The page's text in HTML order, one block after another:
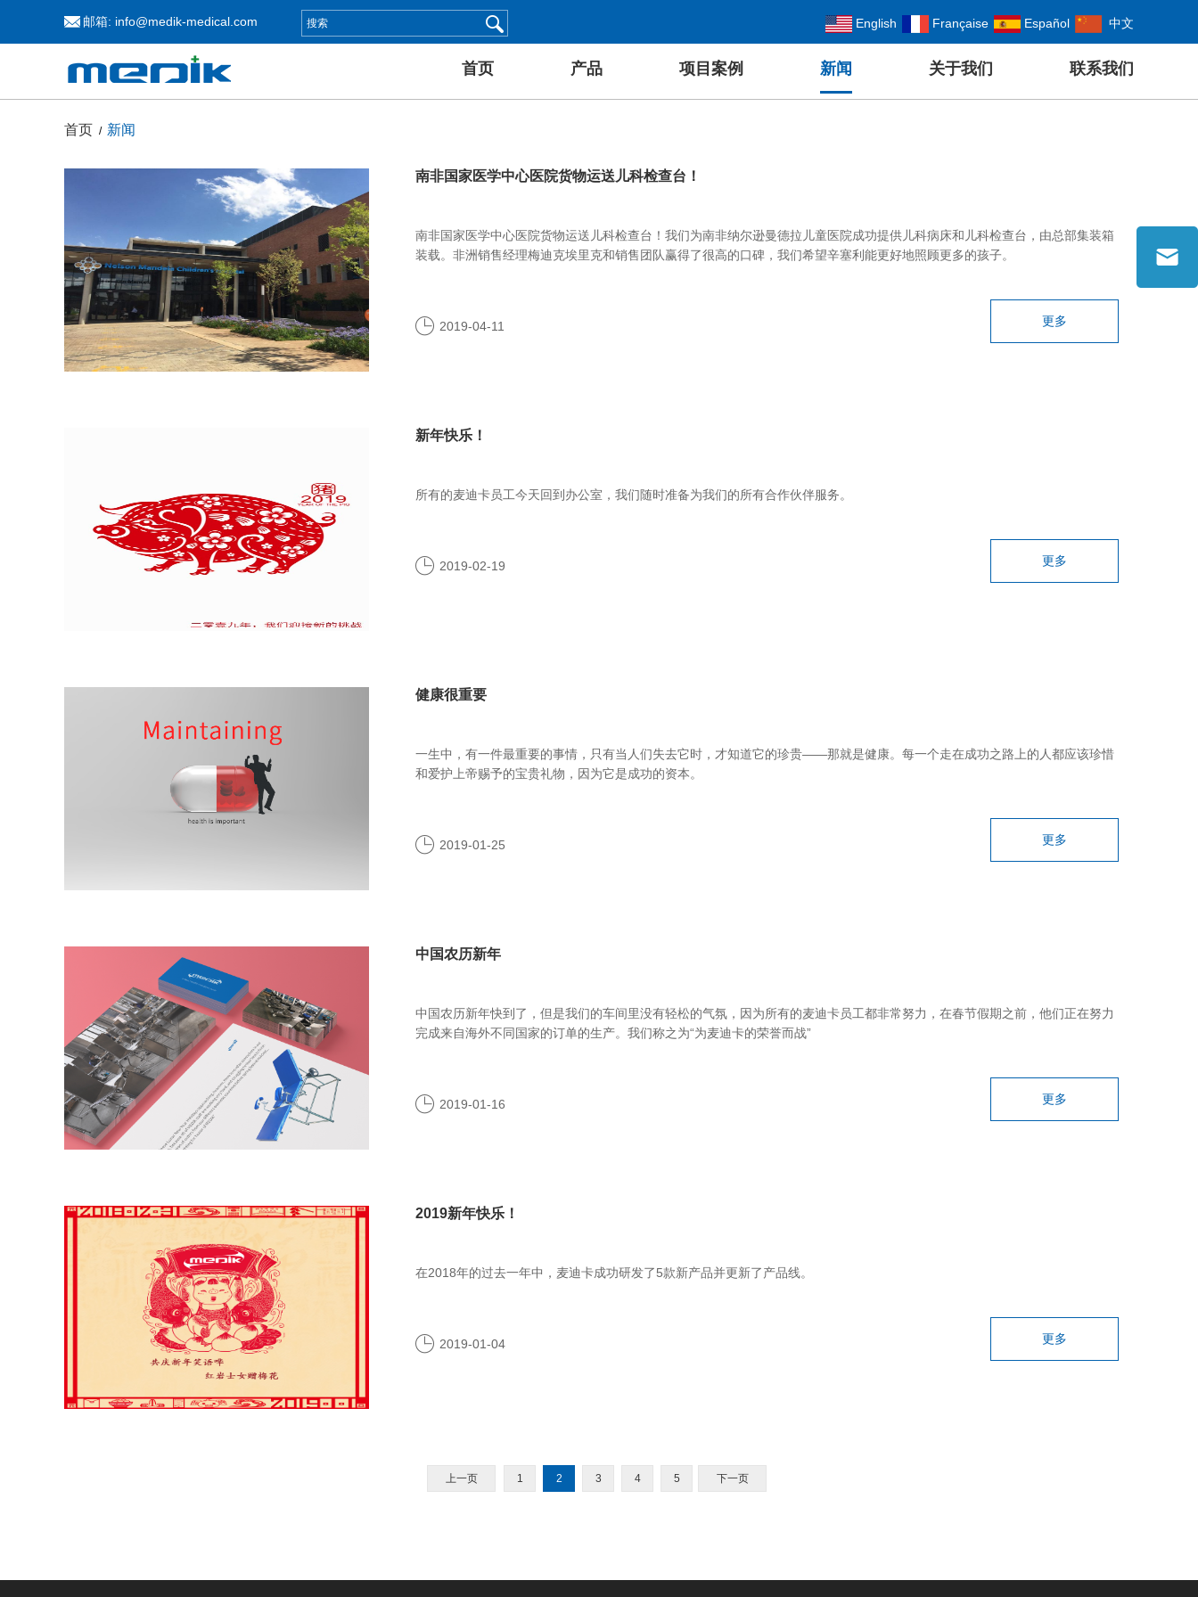
邮箱: info@medik-medical.com English Française Español 中文
首页 产品 项目案例 新闻 关于我们 联系我们
首页 / 新闻
南非国家医学中心医院货物运送儿科检查台！
南非国家医学中心医院货物运送儿科检查台！我们为南非纳尔逊曼德拉儿童医院成功提供儿科病床和儿科检查台，由总部集装箱
装载。非洲销售经理梅迪克埃里克和销售团队赢得了很高的口碑，我们希望辛塞利能更好地照顾更多的孩子。
2019-04-11 更多
新年快乐！
所有的麦迪卡员工今天回到办公室，我们随时准备为我们的所有合作伙伴服务。
2019-02-19 更多
健康很重要
一生中，有一件最重要的事情，只有当人们失去它时，才知道它的珍贵——那就是健康。每一个走在成功之路上的人都应该珍惜
和爱护上帝赐予的宝贵礼物，因为它是成功的资本。
2019-01-25 更多
中国农历新年
中国农历新年快到了，但是我们的车间里没有轻松的气氛，因为所有的麦迪卡员工都非常努力，在春节假期之前，他们正在努力
完成来自海外不同国家的订单的生产。我们称之为“为麦迪卡的荣誉而战”
2019-01-16 更多
2019新年快乐！
在2018年的过去一年中，麦迪卡成功研发了5款新产品并更新了产品线。
2019-01-04 更多
上一页 1 2 3 4 5 下一页